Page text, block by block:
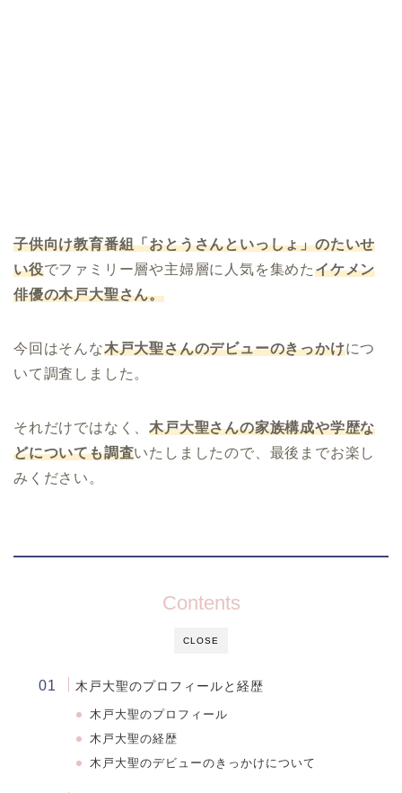
子供向け教育番組「おとうさんといっしょ」のたいせ
い役でファミリー層や主婦層に人気を集めたイケメン
俳優の木戸大聖さん。
今回はそんな木戸大聖さんのデビューのきっかけにつ
いて調査しました。
それだけではなく、木戸大聖さんの家族構成や学歴な
どについても調査いたしましたので、最後までお楽し
みください。
CLOSE
Contents
木戸大聖のプロフィールと経歴
木戸大聖のプロフィール
木戸大聖の経歴
木戸大聖のデビューのきっかけについて